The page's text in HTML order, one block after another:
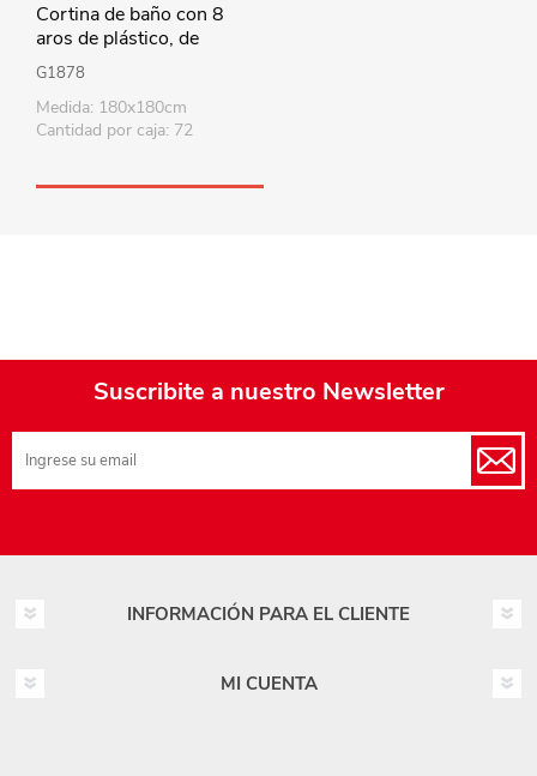
Cortina de baño con 8
aros de plástico, de
poliéster, varios colores,
en bolsa
G1878
Medida: 180x180cm
Cantidad por caja: 72
Suscribite a nuestro Newsletter
INFORMACIÓN PARA EL CLIENTE
MI CUENTA